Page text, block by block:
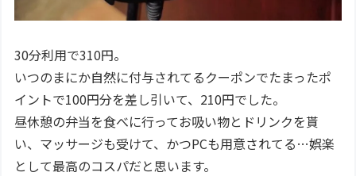
30分利用で310円。
いつのまにか自然に付与されてるクーポンでたまったポ
イントで100円分を差し引いて、210円でした。
昼休憩の弁当を食べに行ってお吸い物とドリンクを貰
い、マッサージも受けて、かつPCも用意されてる…娯楽
として最高のコスパだと思います。